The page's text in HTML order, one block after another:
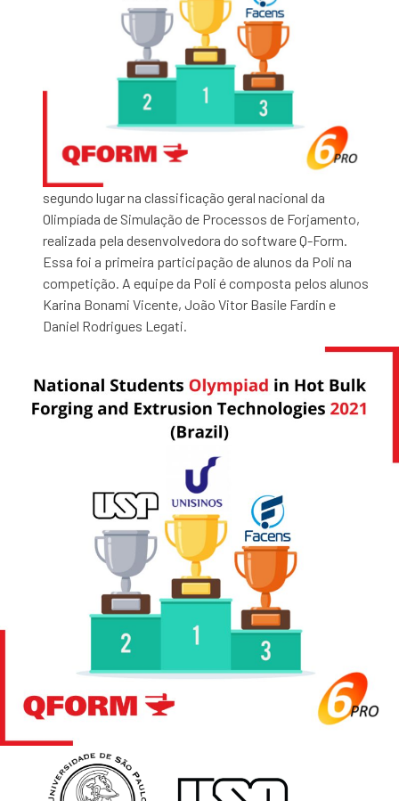
segundo lugar na classificação geral nacional da
Olimpíada de Simulação de Processos de Forjamento,
realizada pela desenvolvedora do software Q-Form.
Essa foi a primeira participação de alunos da Poli na
competição. A equipe da Poli é composta pelos alunos
Karina Bonami Vicente, João Vitor Basile Fardin e
Daniel Rodrigues Legati.